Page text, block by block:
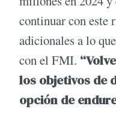
continuar con este
adicionales a lo
con el FMI.
los objetivos de
opción de